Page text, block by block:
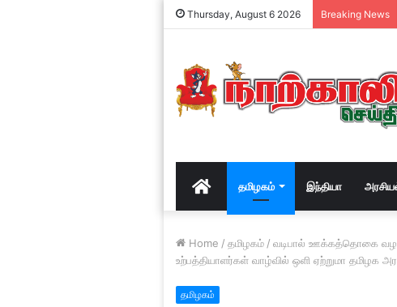
Thursday, August 6 2026 Breaking News
Homeதமிழகம் இந்தியா
Home / தமிழகம் / வடிபால் ஊக்கத்தொகை
உற்பத்தியாளர்கள் வாழ்வில் ஒளி ஏற்றுமா தமிழக
தமிழகம்